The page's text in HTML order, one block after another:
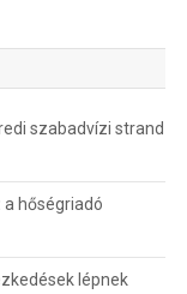
szabadvízi strand
hőségriadó
lépnek